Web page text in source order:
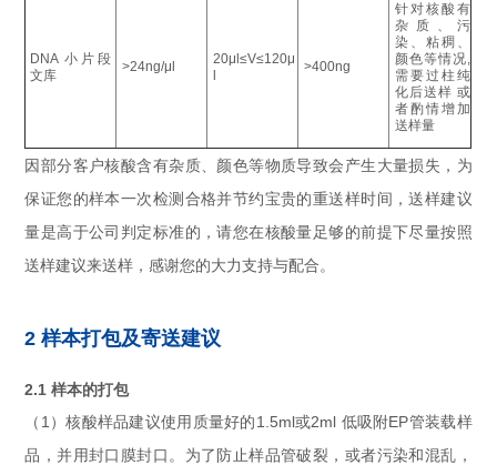
DNA 小片段
文库
>24ng/μl
20μl≤V≤120μ
>400ng
针对核酸有
杂质、污
染、粘稠、
颜色等情况,
需要过柱纯
化后送样 或
者酌情增加
送样量
因部分客户核酸含有杂质、颜色等物质导致会产生大量损失，为
保证您的样本一次检测合格并节约宝贵的重送样时间，送样建议
量是高于公司判定标准的，请您在核酸量足够的前提下尽量按照
送样建议来送样，感谢您的大力支持与配合。
2 样本打包及寄送建议
2.1 样本的打包
（1）核酸样品建议使用质量好的1.5ml或2ml 低吸附EP管装载样
品，并用封口膜封口。为了防止样品管破裂，或者污染和混乱，